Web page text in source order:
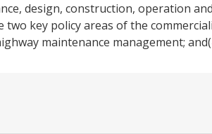
design, construction, operation
two key policy areas of the
maintenance management;